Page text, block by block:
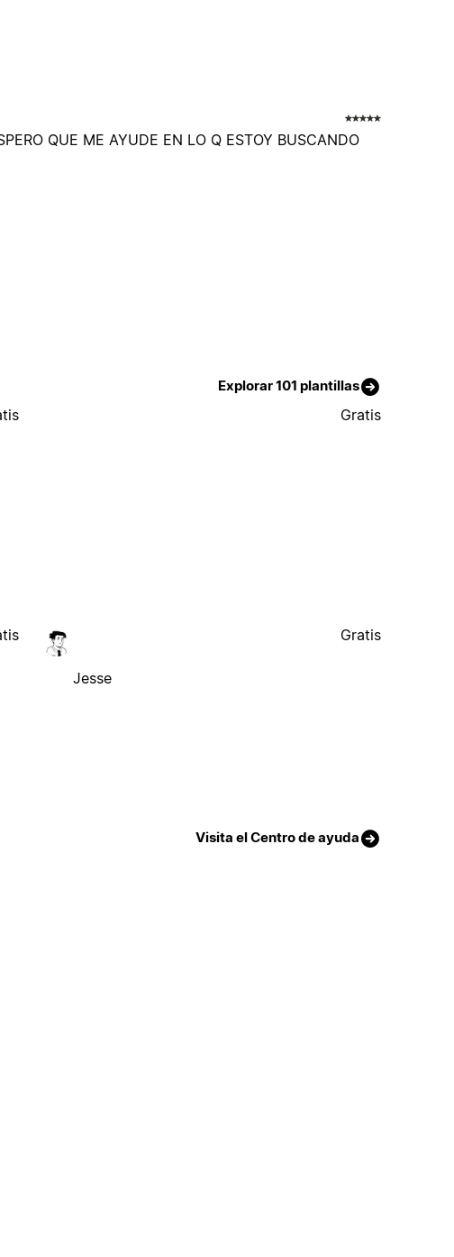
QUE ME AYUDE EN LO Q ESTOY BUSCANDO
Explorar 101 plantillas
Gratis
Jesse
Gratis
Visita el Centro de ayuda